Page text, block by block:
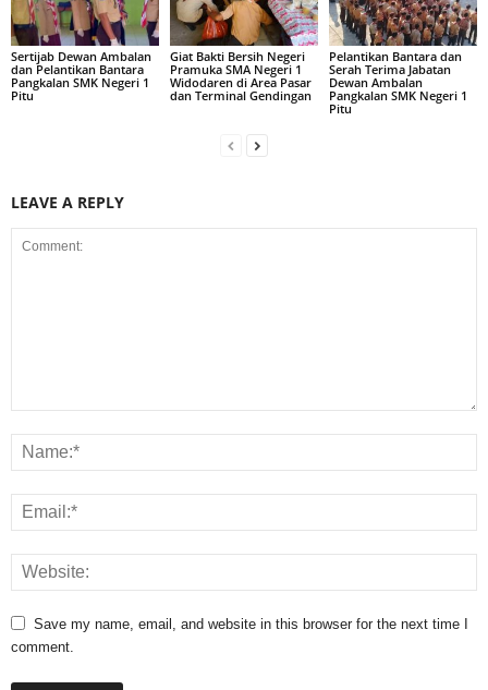
Sertijab Dewan Ambalan
dan Pelantikan Bantara
Pangkalan SMK Negeri 1
Pitu
Giat Bakti Bersih Negeri
Pramuka SMA Negeri 1
Widodaren di Area Pasar
dan Terminal Gendingan
Pelantikan Bantara dan
Serah Terima Jabatan
Dewan Ambalan
Pangkalan SMK Negeri 1
Pitu
LEAVE A REPLY
Save my name, email, and website in this browser for the next time I
comment.